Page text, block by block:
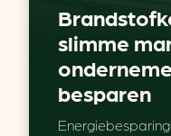
slimme
besparen
Energiebesparing